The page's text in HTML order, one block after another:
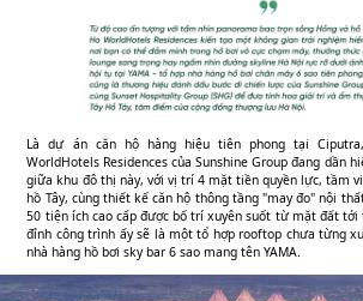
Là dự án căn hộ hàng hiệu tiên phong tại
WorldHotels Residences của Sunshine Group đang dần
giữa khu đô thị này, với vị trí 4 mặt tiền quyền lực, tầm
hồ Tây, cùng thiết kế căn hộ thông tầng "may đo" nội
50 tiện ích cao cấp được bố trí xuyên suốt từ mặt đất tới
đỉnh công trình ấy sẽ là một tổ hợp rooftop chưa từng
nhà hàng hồ bơi sky bar 6 sao mang tên YAMA.